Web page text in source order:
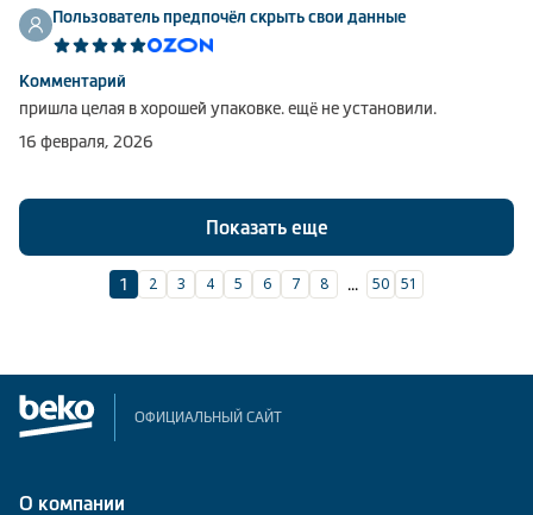
Пользователь предпочёл скрыть свои данные
Комментарий
пришла целая в хорошей упаковке. ещё не установили.
16 февраля, 2026
Показать еще
1 2 3 4 5 6 7 8 ... 50 51
ОФИЦИАЛЬНЫЙ САЙТ
О компании